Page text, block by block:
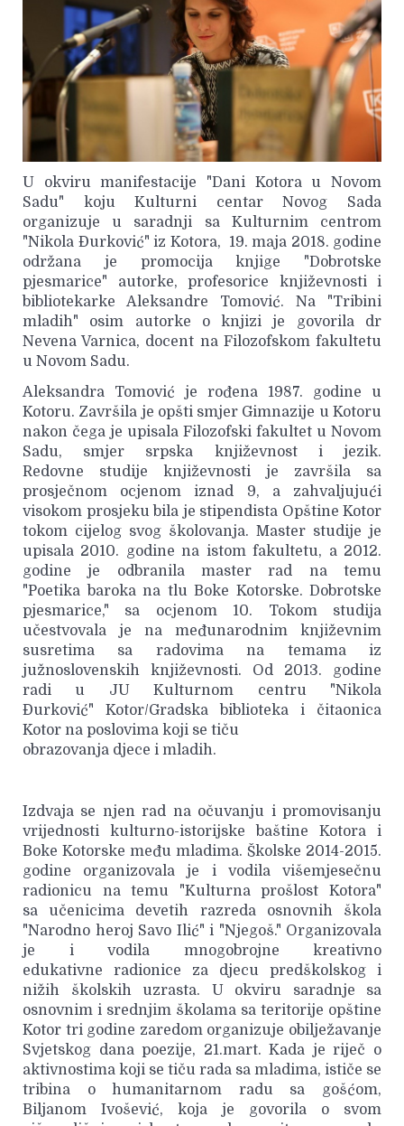
U okviru manifestacije "Dani Kotora u Novom
Sadu" koju Kulturni centar Novog Sada
organizuje u saradnji sa Kulturnim centrom
"Nikola Đurković" iz Kotora, 19. maja 2018. godine
održana je promocija knjige "Dobrotske
pjesmarice" autorke, profesorice književnosti i
bibliotekarke Aleksandre Tomović. Na "Tribini
mladih" osim autorke o knjizi je govorila dr
Nevena Varnica, docent na Filozofskom fakultetu
u Novom Sadu.
Aleksandra Tomović je rođena 1987. godine u
Kotoru. Završila je opšti smjer Gimnazije u Kotoru
nakon čega je upisala Filozofski fakultet u Novom
Sadu, smjer srpska književnost i jezik.
Redovne studije književnosti je završila sa
prosječnom ocjenom iznad 9, a zahvaljujući
visokom prosjeku bila je stipendista Opštine Kotor
tokom cijelog svog školovanja. Master studije je
upisala 2010. godine na istom fakultetu, a 2012.
godine je odbranila master rad na temu
"Poetika baroka na tlu Boke Kotorske. Dobrotske
pjesmarice," sa ocjenom 10. Tokom studija
učestvovala je na međunarodnim književnim
susretima sa radovima na temama iz
južnoslovenskih književnosti. Od 2013. godine
radi u JU Kulturnom centru "Nikola
Đurković" Kotor/Gradska biblioteka i čitaonica
Kotor na poslovima koji se tiču
obrazovanja djece i mladih.
Izdvaja se njen rad na očuvanju i promovisanju
vrijednosti kulturno-istorijske baštine Kotora i
Boke Kotorske među mladima. Školske 2014-2015.
godine organizovala je i vodila višemjesečnu
radionicu na temu "Kulturna prošlost Kotora"
sa učenicima devetih razreda osnovnih škola
"Narodno heroj Savo Ilić" i "Njegoš." Organizovala
je i vodila mnogobrojne kreativno
edukativne radionice za djecu predškolskog i
nižih školskih uzrasta. U okviru saradnje sa
osnovnim i srednjim školama sa teritorije opštine
Kotor tri godine zaredom organizuje obilježavanje
Svjetskog dana poezije, 21.mart. Kada je riječ o
aktivnostima koji se tiču rada sa mladima, ističe se
tribina o humanitarnom radu sa gošćom,
Biljanom Ivošević, koja je govorila o svom